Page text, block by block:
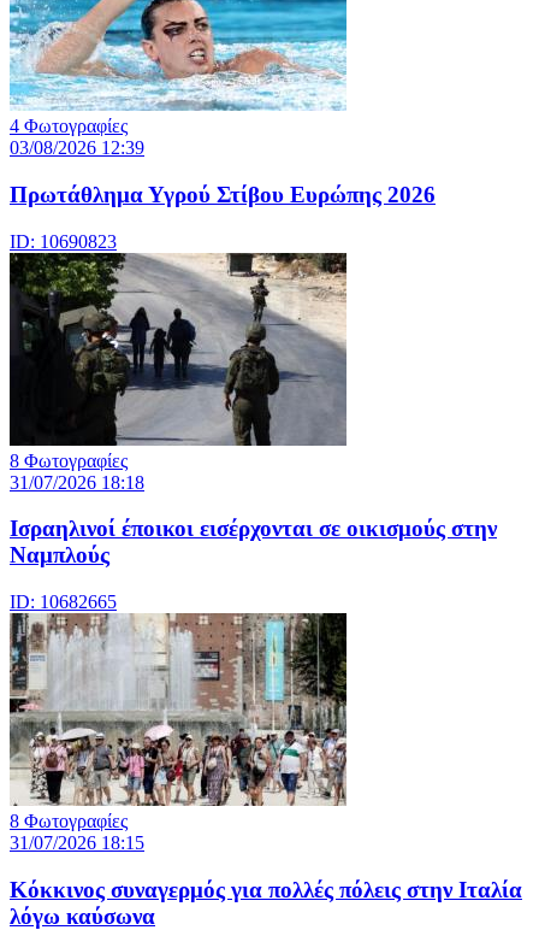
4 Φωτογραφίες
03/08/2026 12:39
Πρωτάθλημα Υγρού Στίβου Ευρώπης 2026
ID: 10690823
8 Φωτογραφίες
31/07/2026 18:18
Ισραηλινοί έποικοι εισέρχονται σε οικισμούς στην
Ναμπλούς
ID: 10682665
8 Φωτογραφίες
31/07/2026 18:15
Κόκκινος συναγερμός για πολλές πόλεις στην Ιταλία
λόγω καύσωνα